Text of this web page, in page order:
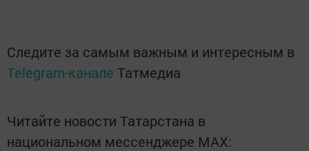
Следите за самым важным и интересным в
Telegram-канале Татмедиа
Читайте новости Татарстана в
национальном мессенджере MАХ: